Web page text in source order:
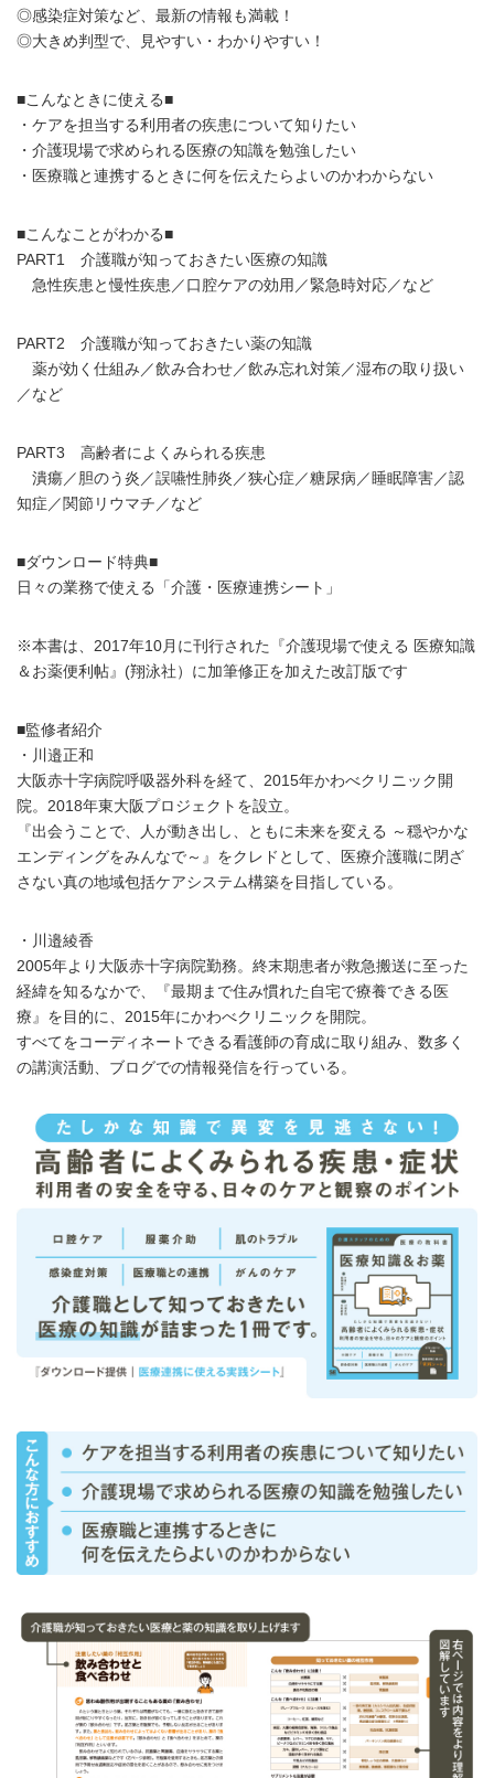
◎感染症対策など、最新の情報も満載！
◎大きめ判型で、見やすい・わかりやすい！
■こんなときに使える■
・ケアを担当する利用者の疾患について知りたい
・介護現場で求められる医療の知識を勉強したい
・医療職と連携するときに何を伝えたらよいのかわからない
■こんなことがわかる■
PART1 介護職が知っておきたい医療の知識
急性疾患と慢性疾患／口腔ケアの効用／緊急時対応／など
PART2 介護職が知っておきたい薬の知識
薬が効く仕組み／飲み合わせ／飲み忘れ対策／湿布の取り扱い
／など
PART3 高齢者によくみられる疾患
潰瘍／胆のう炎／誤嚥性肺炎／狭心症／糖尿病／睡眠障害／認
知症／関節リウマチ／など
■ダウンロード特典■
日々の業務で使える「介護・医療連携シート」
※本書は、2017年10月に刊行された『介護現場で使える 医療知識
＆お薬便利帖』(翔泳社）に加筆修正を加えた改訂版です
■監修者紹介
・川邉正和
大阪赤十字病院呼吸器外科を経て、2015年かわべクリニック開
院。2018年東大阪プロジェクトを設立。
『出会うことで、人が動き出し、ともに未来を変える ～穏やかな
エンディングをみんなで～』をクレドとして、医療介護職に閉ざ
さない真の地域包括ケアシステム構築を目指している。
・川邉綾香
2005年より大阪赤十字病院勤務。終末期患者が救急搬送に至った
経緯を知るなかで、『最期まで住み慣れた自宅で療養できる医
療』を目的に、2015年にかわべクリニックを開院。
すべてをコーディネートできる看護師の育成に取り組み、数多く
の講演活動、ブログでの情報発信を行っている。